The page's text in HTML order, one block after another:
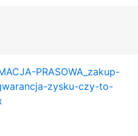
PRASOWA_zakup-
zysku-czy-to-